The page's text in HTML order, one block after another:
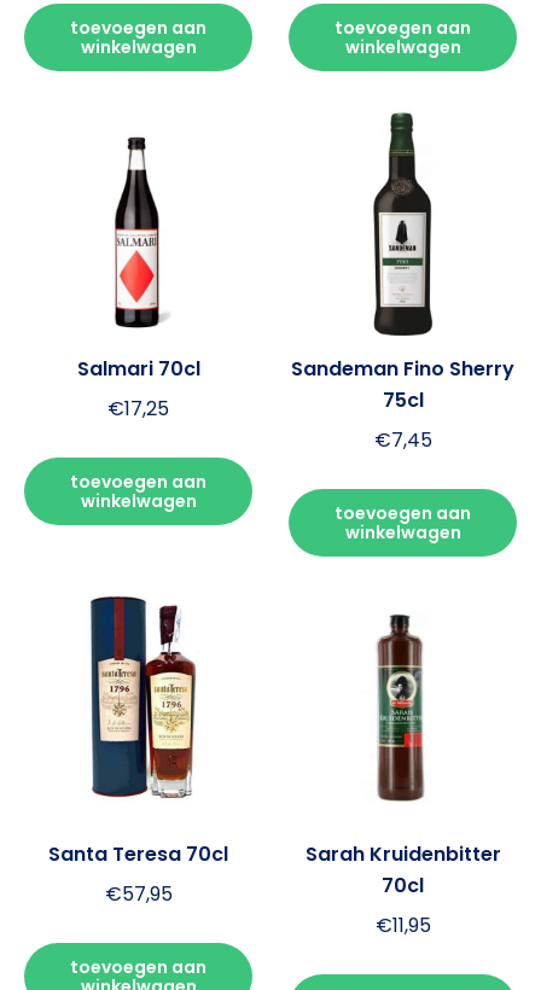
toevoegen aan
winkelwagen
toevoegen aan
winkelwagen
Salmari 70cl
€17,25
toevoegen aan
winkelwagen
Sandeman Fino Sherry
75cl
€7,45
toevoegen aan
winkelwagen
Santa Teresa 70cl
€57,95
toevoegen aan
Sarah Kruidenbitter
70cl
€11,95